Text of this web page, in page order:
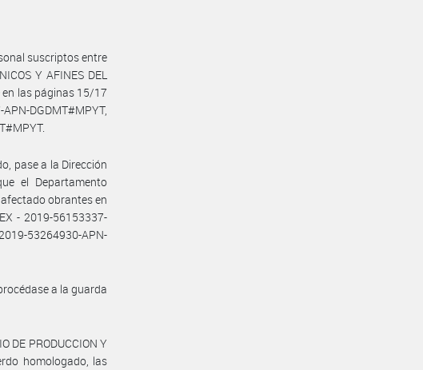
suscriptos entre
Y AFINES DEL
en las páginas 15/17
DGDMT#MPYT,
pase a la Dirección
el Departamento
obrantes en
- 2019-56153337-
53264930-APN-
a la guarda
DE PRODUCCION Y
homologado, las